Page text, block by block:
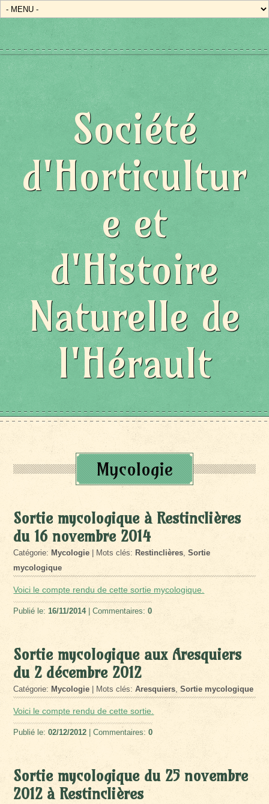
Société
d'Horticultur
e et
d'Histoire
Naturelle de
l'Hérault
Mycologie
Sortie mycologique à Restinclières
du 16 novembre 2014
Catégorie: Mycologie | Mots clés: Restinclières,Sortie
mycologique
Voici le compte rendu de cette sortie mycologique.
Publié le:16/11/2014| Commentaires:0
Sortie mycologique aux Aresquiers
du 2 décembre 2012
Catégorie: Mycologie | Mots clés:Aresquiers,Sortie mycologique
Voici le compte rendu de cette sortie.
Publié le:02/12/2012 | Commentaires:0
Sortie mycologique du 25 novembre
2012 à Restinclières